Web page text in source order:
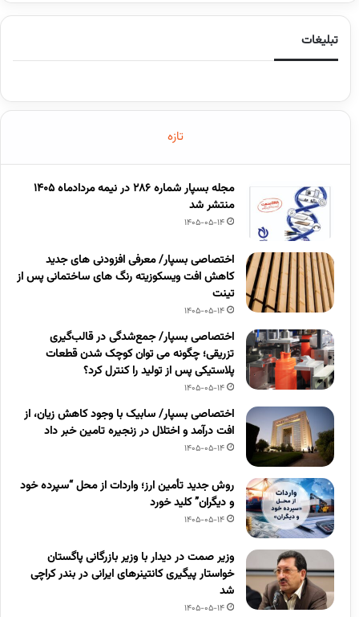
تبلیغات
تازه
مجله بسپار شماره 286 در نیمه مردادماه 1405
منتشر شد
1405-05-14
اختصاصی بسپار/ معرفی افزودنی های جدید
کاهش افت ویسکوزیته رنگ های ساختمانی پس از
تینت
1405-05-14
اختصاصی بسپار/ جمع‌شدگی در قالب‌گیری
تزریقی؛ چگونه می توان کوچک شدن قطعات
پلاستیکی پس از تولید را کنترل کرد؟
1405-05-14
اختصاصی بسپار/ سابیک با وجود کاهش زیان، از
افت درآمد و اختلال در زنجیره تامین خبر داد
1405-05-14
روش جدید تأمین ارز؛ واردات از محل “سپرده خود
و دیگران” کلید خورد
1405-05-14
وزیر صمت در دیدار با وزیر بازرگانی پاگستان
خواستار پیگیری کانتینرهای ایرانی در بندر کراچی
شد
1405-05-14